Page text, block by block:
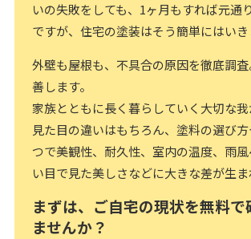
いの失敗をしても、1ヶ月もすれば元通
ですが、住宅の塗装はそう簡単にはいき
外壁も屋根も、不具合の原因を徹底調
善します。
家族とともに長く暮らしていく大切な我
見た目の違いはもちろん、塗料の選び
つで美観性、耐久性、室内の温度、雨
い目で見た美しさなどに大きな差が生ま
まずは、ご自宅の現状を無料で
ませんか？